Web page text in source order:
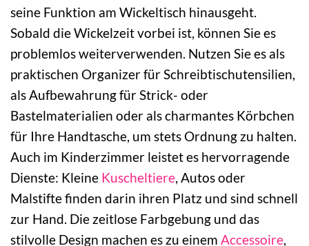
seine Funktion am Wickeltisch hinausgeht.
Sobald die Wickelzeit vorbei ist, können Sie es
problemlos weiterverwenden. Nutzen Sie es als
praktischen Organizer für Schreibtischutensilien,
als Aufbewahrung für Strick- oder
Bastelmaterialien oder als charmantes Körbchen
für Ihre Handtasche, um stets Ordnung zu halten.
Auch im Kinderzimmer leistet es hervorragende
Dienste: Kleine Kuscheltiere, Autos oder
Malstifte finden darin ihren Platz und sind schnell
zur Hand. Die zeitlose Farbgebung und das
stilvolle Design machen es zu einem Accessoire,